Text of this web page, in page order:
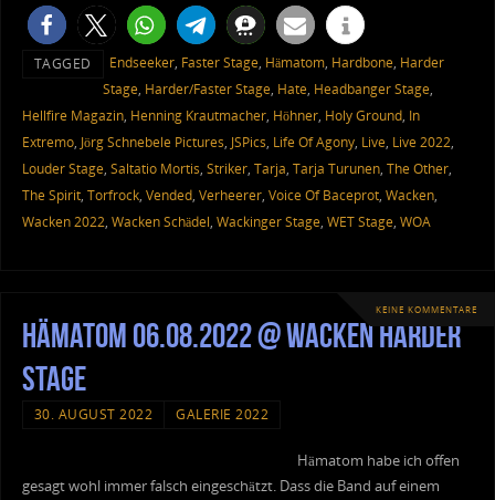
TAGGED Endseeker, Faster Stage, Hämatom, Hardbone, Harder
Stage, Harder/Faster Stage, Hate, Headbanger Stage,
Hellfire Magazin, Henning Krautmacher, Höhner, Holy Ground, In
Extremo, Jörg Schnebele Pictures, JSPics, Life Of Agony, Live, Live 2022,
Louder Stage, Saltatio Mortis, Striker, Tarja, Tarja Turunen, The Other,
The Spirit, Torfrock, Vended, Verheerer, Voice Of Baceprot, Wacken,
Wacken 2022, Wacken Schädel, Wackinger Stage, WET Stage, WOA
KEINE KOMMENTARE
Hämatom 06.08.2022 @ Wacken Harder
Stage
30. AUGUST 2022 GALERIE 2022
Hämatom habe ich offen
gesagt wohl immer falsch eingeschätzt. Dass die Band auf einem